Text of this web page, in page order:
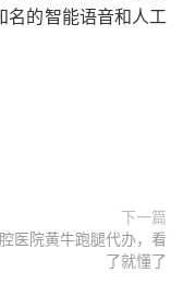
名的智能语音和人工
下一篇
医院黄牛跑腿代办，看
了就懂了